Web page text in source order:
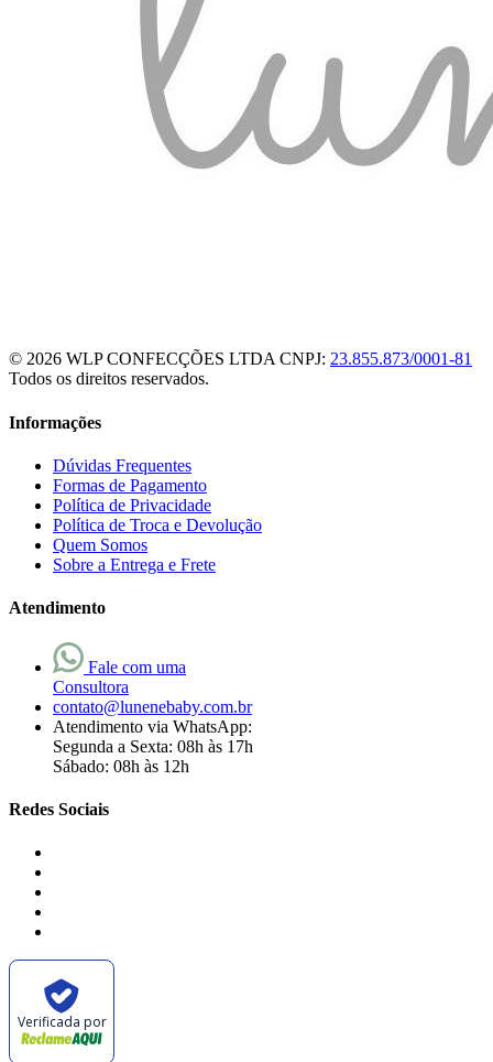
© 2026 WLP CONFECÇÕES LTDACNPJ: 23.855.873/0001-81
Todos os direitos reservados.
Informações
Dúvidas Frequentes
Formas de Pagamento
Política de Privacidade
Política de Troca e Devolução
Quem Somos
Sobre a Entrega e Frete
Atendimento
Fale com uma
Consultora
contato@lunenebaby.com.br
Atendimento via WhatsApp:
Segunda a Sexta: 08h às 17h
Sábado: 08h às 12h
Redes Sociais
Verificada por